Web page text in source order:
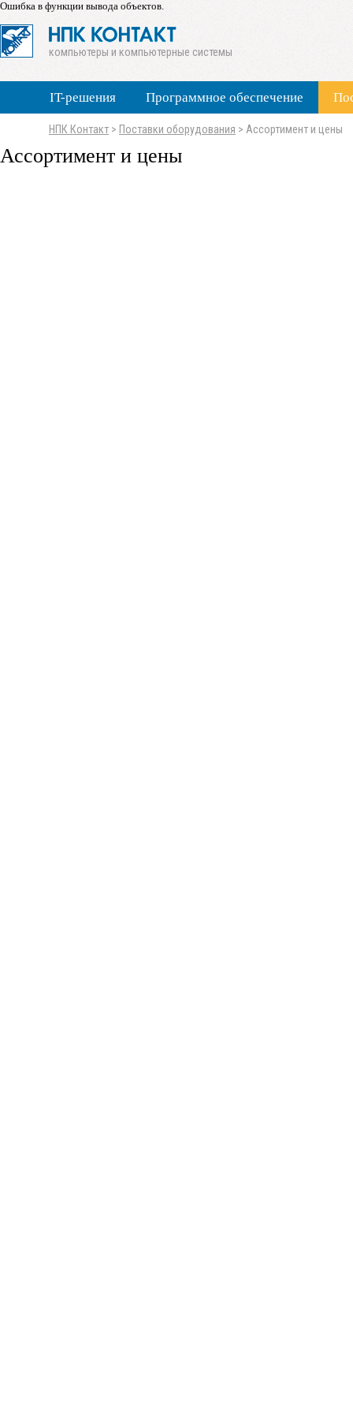
Ошибка в функции вывода объектов.
IT-решения Программное обеспечение
компьютеры и компьютерные системы
НПК Контакт > Поставки оборудования > Ассортимент и цены
Ассортимент и цены